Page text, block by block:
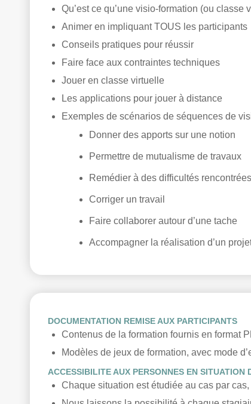
Qu’est ce qu’une visio-formation (ou classe
Animer en impliquant TOUS les participants
Conseils pratiques pour réussir
Faire face aux contraintes techniques
Jouer en classe virtuelle
Les applications pour jouer à distance
Exemples de scénarios de séquences de
Donner des apports sur une notion
Permettre de mutualisme de travaux
Remédier à des difficultés rencontrées
Corriger un travail
Faire collaborer autour d’une tache
Accompagner la réalisation d’un
DOCUMENTATION REMISE AUX PARTICIPANTS
Contenus de la formation fournis en format
Modèles de jeux de formation, avec mode
ACCESSIBILITE AUX PERSONNES EN SITUATION
Chaque situation est étudiée au cas par